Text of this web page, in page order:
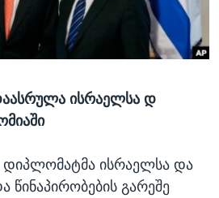
ისრაელსა დ
დიპლომატმა ისრაელსა და
წინაპირობების გარეშე